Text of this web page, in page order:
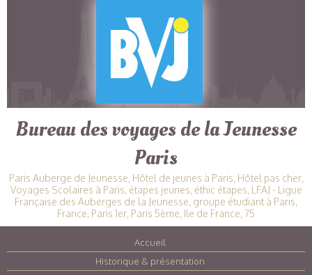
Bureau des voyages de la Jeunesse
Paris
Paris Auberge de Jeunesse, Hôtel de jeunes à Paris, Hôtel pas cher,
Voyages Scolaires à Paris, étapes jeunes, éthic étapes, LFAJ - Ligue
Française des Auberges de la Jeunesse, groupe étudiant à Paris,
France, Paris 1er, Paris 5ème, Ile de France, 75
Accueil
Historique & présentation